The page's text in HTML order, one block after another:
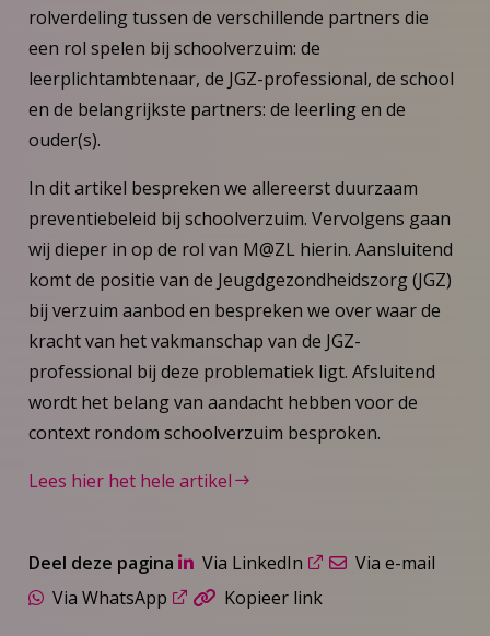
rolverdeling tussen de verschillende partners die
een rol spelen bij schoolverzuim: de
leerplichtambtenaar, de JGZ-professional, de school
en de belangrijkste partners: de leerling en de
ouder(s).
In dit artikel bespreken we allereerst duurzaam
preventiebeleid bij schoolverzuim. Vervolgens gaan
wij dieper in op de rol van M@ZL hierin. Aansluitend
komt de positie van de Jeugdgezondheidszorg (JGZ)
bij verzuim aanbod en bespreken we over waar de
kracht van het vakmanschap van de JGZ-
professional bij deze problematiek ligt. Afsluitend
wordt het belang van aandacht hebben voor de
context rondom schoolverzuim besproken.
Lees hier het hele artikel
Deel deze pagina Via LinkedIn
Via e-mail
Via WhatsApp
Kopieer link